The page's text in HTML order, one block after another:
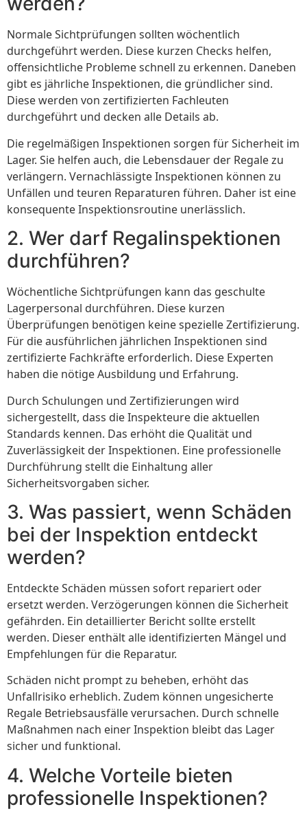
Normale Sichtprüfungen sollten wöchentlich
durchgeführt werden. Diese kurzen Checks helfen,
offensichtliche Probleme schnell zu erkennen. Daneben
gibt es jährliche Inspektionen, die gründlicher sind.
Diese werden von zertifizierten Fachleuten
durchgeführt und decken alle Details ab.
Die regelmäßigen Inspektionen sorgen für Sicherheit im
Lager. Sie helfen auch, die Lebensdauer der Regale zu
verlängern. Vernachlässigte Inspektionen können zu
Unfällen und teuren Reparaturen führen. Daher ist eine
konsequente Inspektionsroutine unerlässlich.
2. Wer darf Regalinspektionen
durchführen?
Wöchentliche Sichtprüfungen kann das geschulte
Lagerpersonal durchführen. Diese kurzen
Überprüfungen benötigen keine spezielle Zertifizierung.
Für die ausführlichen jährlichen Inspektionen sind
zertifizierte Fachkräfte erforderlich. Diese Experten
haben die nötige Ausbildung und Erfahrung.
Durch Schulungen und Zertifizierungen wird
sichergestellt, dass die Inspekteure die aktuellen
Standards kennen. Das erhöht die Qualität und
Zuverlässigkeit der Inspektionen. Eine professionelle
Durchführung stellt die Einhaltung aller
Sicherheitsvorgaben sicher.
3. Was passiert, wenn Schäden
bei der Inspektion entdeckt
werden?
Entdeckte Schäden müssen sofort repariert oder
ersetzt werden. Verzögerungen können die Sicherheit
gefährden. Ein detaillierter Bericht sollte erstellt
werden. Dieser enthält alle identifizierten Mängel und
Empfehlungen für die Reparatur.
Schäden nicht prompt zu beheben, erhöht das
Unfallrisiko erheblich. Zudem können ungesicherte
Regale Betriebsausfälle verursachen. Durch schnelle
Maßnahmen nach einer Inspektion bleibt das Lager
sicher und funktional.
4. Welche Vorteile bieten
professionelle Inspektionen?